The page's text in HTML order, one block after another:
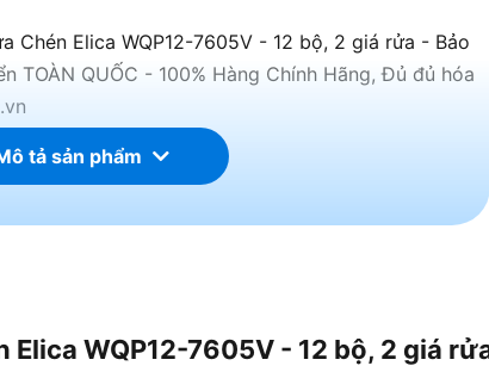
Chén Elica WQP12-7605V - 12 bộ, 2 giá rửa - Bảo
TOÀN QUỐC - 100% Hàng Chính Hãng, Đủ đủ hóa
tả sản phẩm
WQP12-7605V - 12 bộ, 2 giá